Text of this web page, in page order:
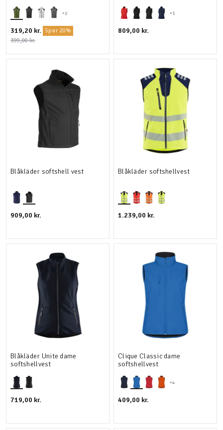
+2
319,20 kr. Spar 20%
399,00 kr.
+1
809,00 kr.
Blåkläder softshell vest
909,00 kr.
Blåkläder softshellvest
1.239,00 kr.
Blåkläder Unite dame
softshellvest
719,00 kr.
+4
Clique Classic dame
softshellvest
409,00 kr.